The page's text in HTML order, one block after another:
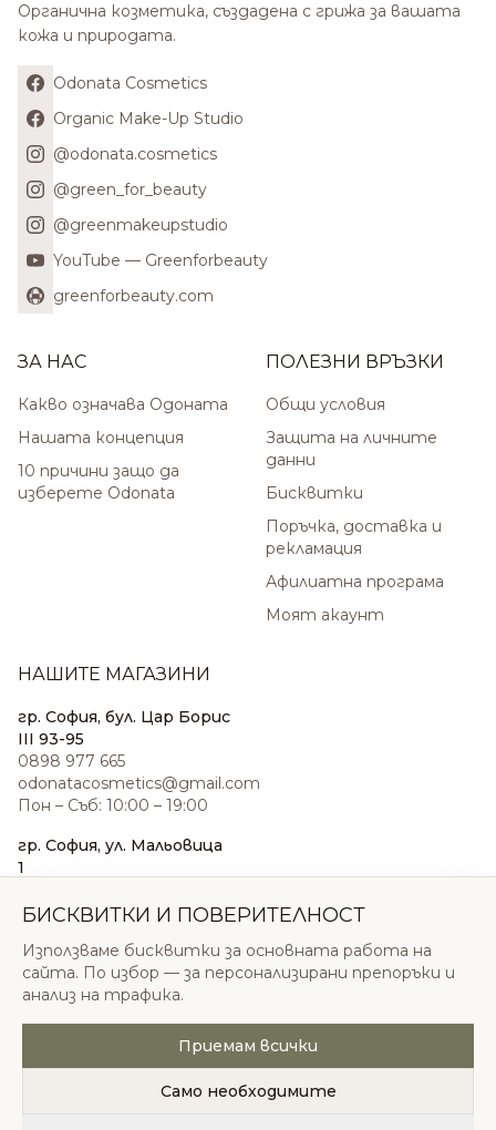
Органична козметика, създадена с грижа за вашата
кожа и природата.
Odonata Cosmetics
Organic Make-Up Studio
@odonata.cosmetics
@green_for_beauty
@greenmakeupstudio
YouTube — Greenforbeauty
greenforbeauty.com
ЗА НАС
Какво означава Одоната
Нашата концепция
10 причини защо да
изберете Odonata
ПОЛЕЗНИ ВРЪЗКИ
Общи условия
Защита на личните
данни
Бисквитки
Поръчка, доставка и
рекламация
Афилиатна програма
Моят акаунт
НАШИТЕ МАГАЗИНИ
гр. София, бул. Цар Борис
III 93-95
0898 977 665
odonatacosmetics@gmail.com
Пон – Съб: 10:00 – 19:00
гр. София, ул. Мальовица
1
sales@odonatacosmetics.com
Нед: 11:00 – 18:00
© 2026 Одоната Козметикс ООД. Всички права
запазени.
Политика за поверителностОбщи условия
БИСКВИТКИ И ПОВЕРИТЕЛНОСТ
Използваме бисквитки за основната работа на
сайта. По избор — за персонализирани препоръки и
анализ на трафика.
Приемам всички
Само необходимите